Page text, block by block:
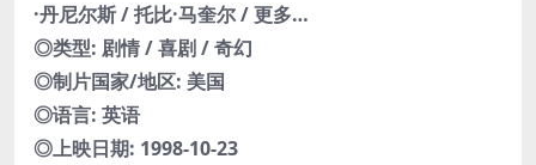
·丹尼尔斯 / 托比·马奎尔 / 更多…
◎类型: 剧情 / 喜剧 / 奇幻
◎制片国家/地区: 美国
◎语言: 英语
◎上映日期: 1998-10-23